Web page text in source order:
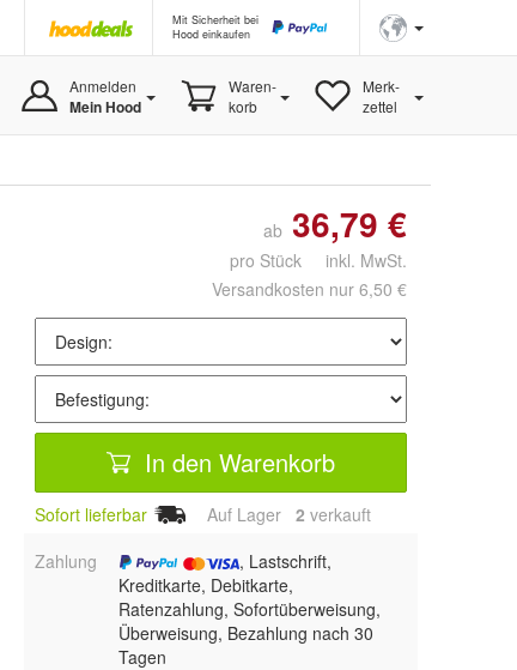
Mit Sicherheit bei
Hood einkaufen
Anmelden
Mein Hood
Waren-
korb
Merk-
zettel
ab 36,79 €
pro Stück inkl. MwSt.
Versandkosten nur 6,50 €
In den Warenkorb
Sofort lieferbar Auf Lager 2 verkauft
Zahlung
, Lastschrift,
Kreditkarte, Debitkarte,
Ratenzahlung, Sofortüberweisung,
Überweisung, Bezahlung nach 30
Tagen